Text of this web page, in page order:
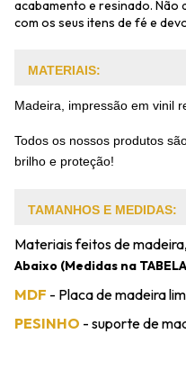
acabamento e resinado. Não
com os seus itens de fé e
MATERIAIS:
Madeira, impressão em vinil
Todos os nossos produtos
brilho e proteção!
TAMANHOS E MEDIDAS:
Materiais feitos de madeira,
Abaixo (Medidas na
MDF - Placa de madeira
PESINHO - suporte de